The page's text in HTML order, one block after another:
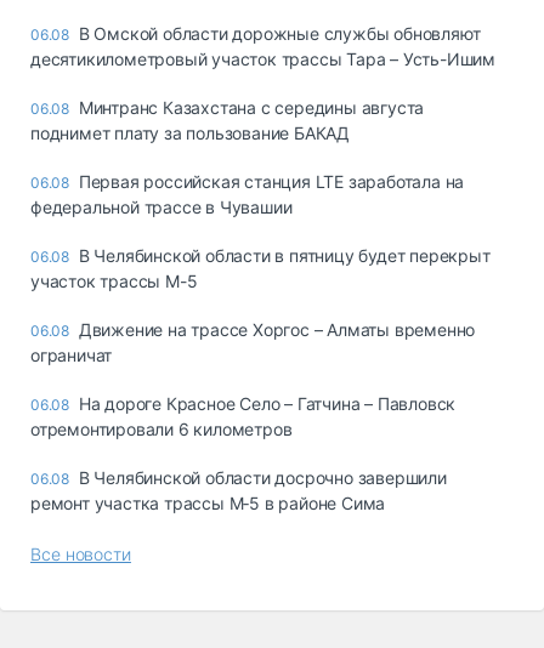
06.08 В Омской области дорожные службы обновляют
десятикилометровый участок трассы Тара – Усть-Ишим
06.08 Минтранс Казахстана с середины августа
поднимет плату за пользование БАКАД
06.08 Первая российская станция LTE заработала на
федеральной трассе в Чувашии
06.08 В Челябинской области в пятницу будет перекрыт
участок трассы М-5
06.08 Движение на трассе Хоргос – Алматы временно
ограничат
06.08 На дороге Красное Село – Гатчина – Павловск
отремонтировали 6 километров
06.08 В Челябинской области досрочно завершили
ремонт участка трассы М‑5 в районе Сима
Все новости